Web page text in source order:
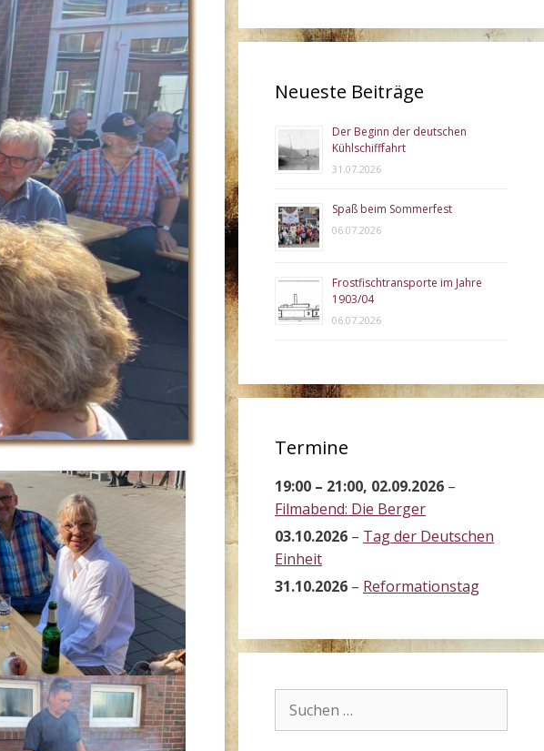
Neueste Beiträge
Der Beginn der deutschen
Kühlschifffahrt
31.07.2026
Spaß beim Sommerfest
06.07.2026
Frostfischtransporte im Jahre
1903/04
06.07.2026
Termine
19:00 – 21:00, 02.09.2026 –
Filmabend: Die Berger
03.10.2026 – Tag der Deutschen
Einheit
31.10.2026 – Reformationstag
nach: